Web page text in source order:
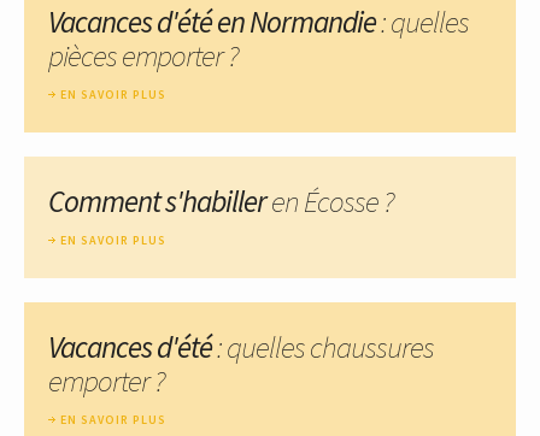
Vacances d'été en Normandie: quelles
pièces emporter ?
EN SAVOIR PLUS
Comment s'habilleren Écosse ?
EN SAVOIR PLUS
Vacances d'été: quelles chaussures
emporter ?
EN SAVOIR PLUS